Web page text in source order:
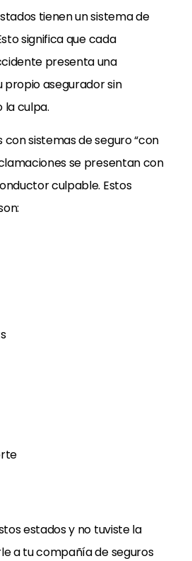
tienen un sistema de
significa que cada
presenta una
asegurador sin
la culpa.
con sistemas de seguro “con
se presentan con
culpable. Estos
estados y no tuviste la
a tu compañía de seguros